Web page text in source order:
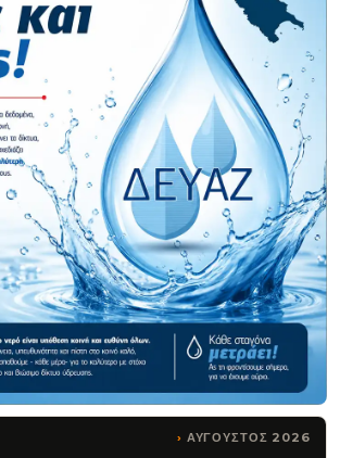
ΑΥΓΟΥΣΤΟΣ 2026